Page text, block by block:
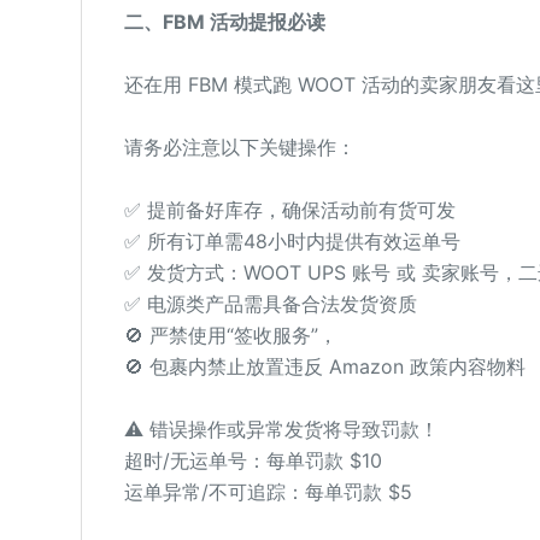
二、FBM 活动提报必读
还在用 FBM 模式跑 WOOT 活动的卖家朋友看这
请务必注意以下关键操作：
✅ 提前备好库存，确保活动前有货可发
✅ 所有订单需48小时内提供有效运单号
✅ 发货方式：WOOT UPS 账号 或 卖家账号，
✅ 电源类产品需具备合法发货资质
🚫 严禁使用“签收服务”，
🚫 包裹内禁止放置违反 Amazon 政策内容物料
⚠️ 错误操作或异常发货将导致罚款！
超时/无运单号：每单罚款 $10
运单异常/不可追踪：每单罚款 $5